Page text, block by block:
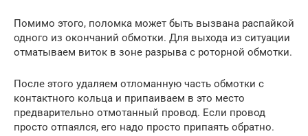
Помимо этого, поломка может быть вызвана распайкой
одного из окончаний обмотки. Для выхода из ситуации
отматываем виток в зоне разрыва с роторной обмотки.
После этого удаляем отломанную часть обмотки с
контактного кольца и припаиваем в это место
предварительно отмотанный провод. Если провод
просто отпаялся, его надо просто припаять обратно.